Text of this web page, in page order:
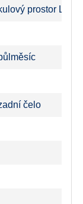
prostor L+ P
čelo